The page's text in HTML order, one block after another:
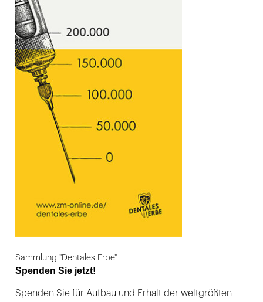
Sammlung "Dentales Erbe"
Spenden Sie jetzt!
Spenden Sie für Aufbau und Erhalt der weltgrößten